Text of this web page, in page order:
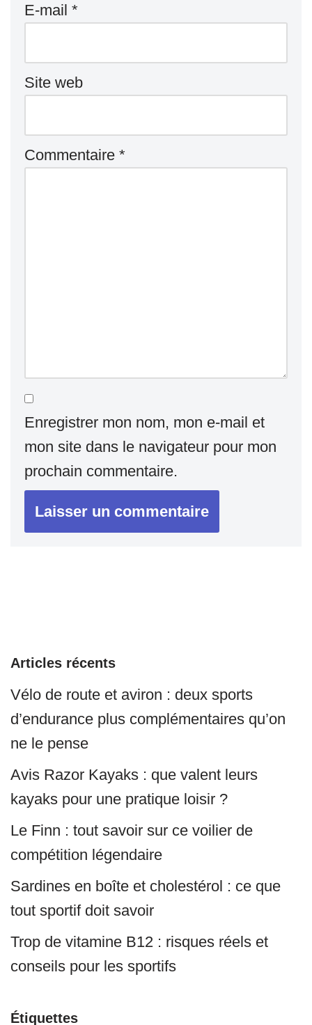
E-mail *
Site web
Commentaire *
Enregistrer mon nom, mon e-mail et
mon site dans le navigateur pour mon
prochain commentaire.
Articles récents
Vélo de route et aviron : deux sports
d’endurance plus complémentaires qu’on
ne le pense
Avis Razor Kayaks : que valent leurs
kayaks pour une pratique loisir ?
Le Finn : tout savoir sur ce voilier de
compétition légendaire
Sardines en boîte et cholestérol : ce que
tout sportif doit savoir
Trop de vitamine B12 : risques réels et
conseils pour les sportifs
Étiquettes